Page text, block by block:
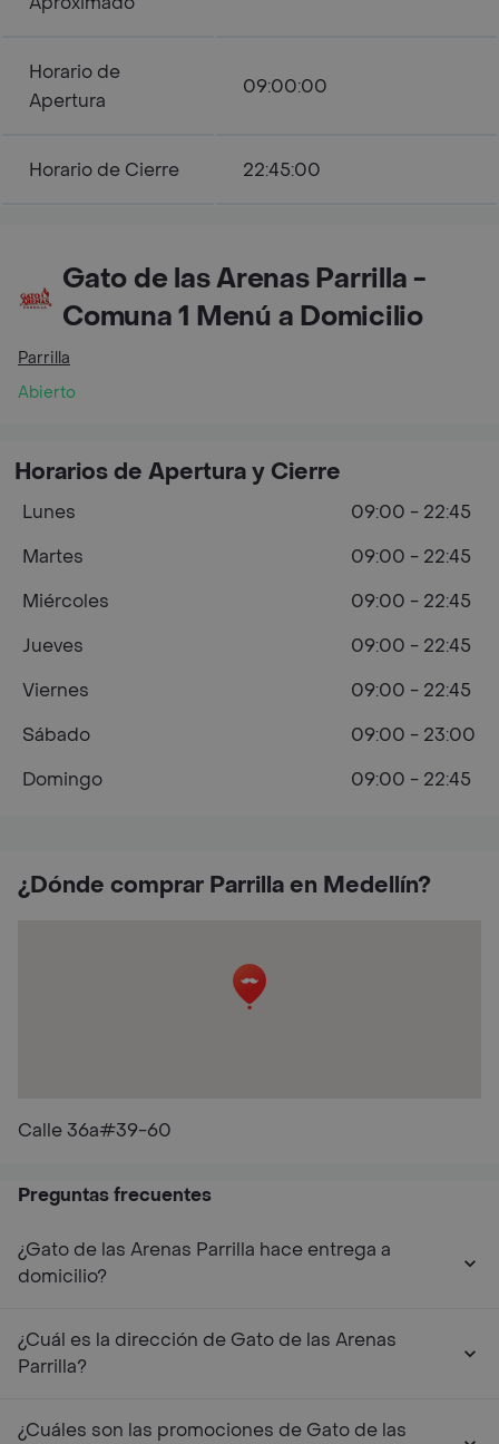
Horario de
Apertura
09:00:00
Horario de Cierre 22:45:00
Gato de las Arenas Parrilla -
Comuna 1 Menú a Domicilio
Parrilla
Abierto
¿Dónde comprar Parrilla en Medellín?
Calle 36a#39-60
Horarios de Apertura y Cierre
Lunes
09:00 - 22:45
Martes
09:00 - 22:45
Miércoles
09:00 - 22:45
Jueves
09:00 - 22:45
Viernes
09:00 - 22:45
Sábado
09:00 - 23:00
Domingo
09:00 - 22:45
Preguntas frecuentes
¿Gato de las Arenas Parrilla hace entrega a
domicilio?
¿Cuál es la dirección de Gato de las Arenas
Parrilla?
¿Cuáles son las promociones de Gato de las